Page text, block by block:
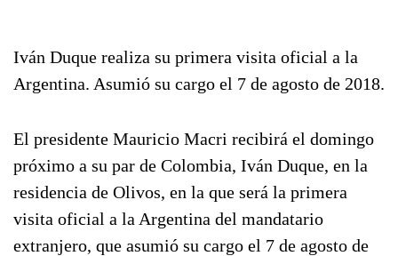
Iván Duque realiza su primera visita oficial a la
Argentina. Asumió su cargo el 7 de agosto de 2018.
El presidente Mauricio Macri recibirá el domingo
próximo a su par de Colombia, Iván Duque, en la
residencia de Olivos, en la que será la primera
visita oficial a la Argentina del mandatario
extranjero, que asumió su cargo el 7 de agosto de